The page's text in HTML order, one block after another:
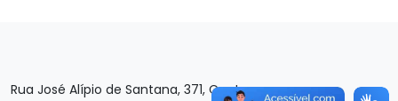
Rua José Alípio de Santana, 371, Centro